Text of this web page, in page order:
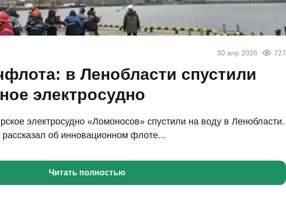
30 апр 2026 727
в Ленобласти спустили
электросудно
электросудно «Ломоносов» спустили на воду в Ленобласти.
об инновационном флоте...
Читать полностью